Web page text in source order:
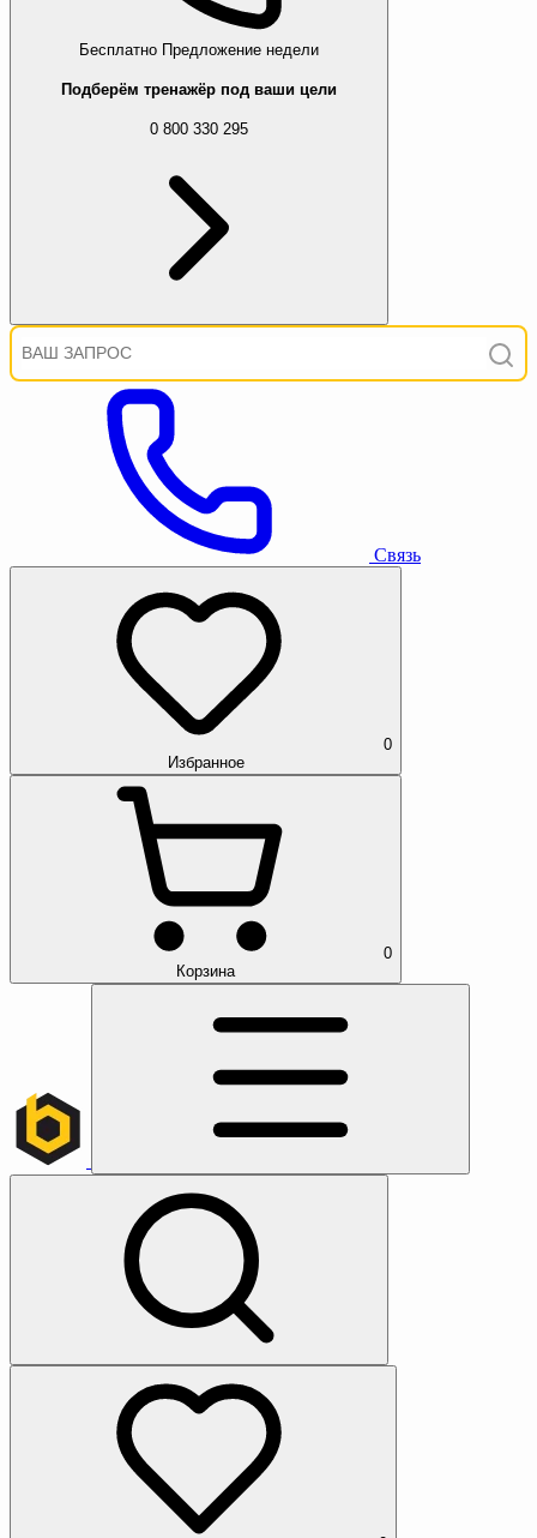
Бесплатно Предложение недели
Подберём тренажёр под ваши цели
0 800 330 295
Связь
0
Избранное
0
Корзина